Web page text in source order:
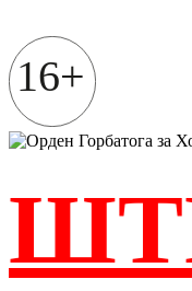
содержимому
16+